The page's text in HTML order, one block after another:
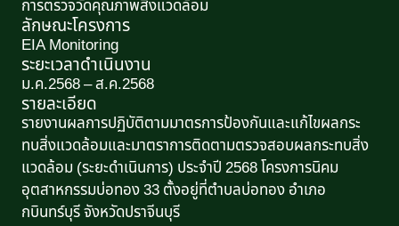
การตรวจวัดคุณภาพสิ่งแวดล้อม
ลักษณะโครงการ​
EIA Monitoring
ระยะเวลาดำเนินงาน
ม.ค.2568 – ส.ค.2568
รายละเอียด
รายงานผลการปฏิบัติตามมาตรการป้องกันและแก้ไขผลกระ
ทบสิ่งแวดล้อมและมาตราการติดตามตรวจสอบผลกระทบสิ่ง
แวดล้อม (ระยะดำเนินการ) ประจำปี 2568 โครงการนิคม
อุตสาหกรรมบ่อทอง 33 ตั้งอยู่ที่ตำบลบ่อทอง อำเภอ
กบินทร์บุรี จังหวัดปราจีนบุรี